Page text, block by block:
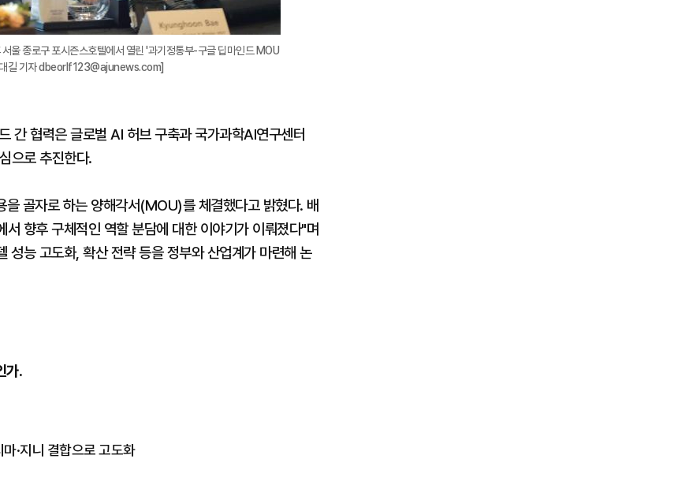
울 종로구 포시즌스호텔에서 열린 '과기정통부-구글 딥마인드 MOU
길 기자 dbeorlf123@ajunews.com]
간 협력은 글로벌 AI 허브 구축과 국가과학AI연구센터
으로 추진한다.
골자로 하는 양해각서(MOU)를 체결했다고 밝혔다. 배
향후 구체적인 역할 분담에 대한 이야기가 이뤄졌다"며
성능 고도화, 확산 전략 등을 정부와 산업계가 마련해 논
가.
·지니 결합으로 고도화